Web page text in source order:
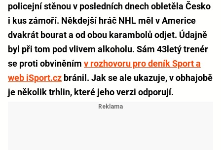
policejní stěnou v posledních dnech obletěla Česko
i kus zámoří. Někdejší hráč NHL měl v Americe
dvakrát bourat a od obou karambolů odjet. Údajně
byl při tom pod vlivem alkoholu. Sám 43letý trenér
se proti obviněním v rozhovoru pro deník Sport a
web iSport.cz bránil. Jak se ale ukazuje, v obhajobě
je několik trhlin, které jeho verzi odporují.